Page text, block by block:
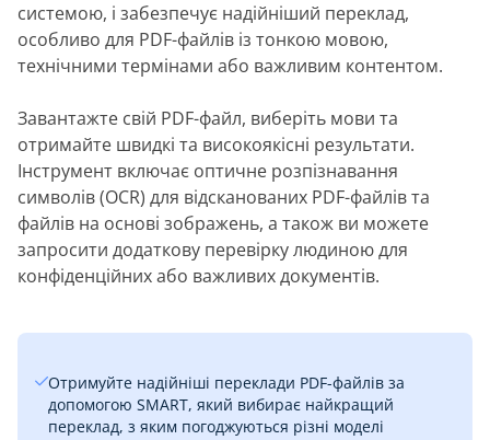
системою, і забезпечує надійніший переклад,
особливо для PDF-файлів із тонкою мовою,
технічними термінами або важливим контентом.
Завантажте свій PDF-файл, виберіть мови та
отримайте швидкі та високоякісні результати.
Інструмент включає оптичне розпізнавання
символів (OCR) для відсканованих PDF-файлів та
файлів на основі зображень, а також ви можете
запросити додаткову перевірку людиною для
конфіденційних або важливих документів.
Отримуйте надійніші переклади PDF-файлів за
допомогою SMART, який вибирає найкращий
переклад, з яким погоджуються різні моделі